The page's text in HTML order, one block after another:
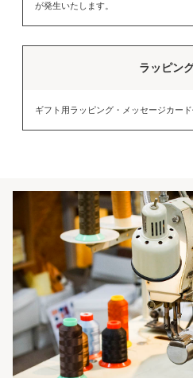
が発生いたします。
ラッピン
ギフト用ラッピング・メッセージカー